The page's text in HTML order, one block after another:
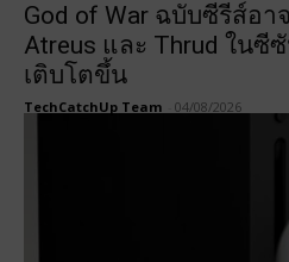
God of War ฉบับซีรีส์อา
Atreus และ Thrud ในซี
เติบโตขึ้น
TechCatchUp Team 04/08/2026